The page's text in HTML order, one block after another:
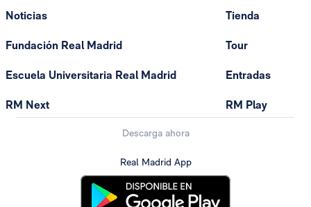
Noticias
Fundación Real Madrid
Escuela Universitaria Real Madrid
RM Next
Tienda
Tour
Entradas
RM Play
Descarga ahora
Real Madrid App